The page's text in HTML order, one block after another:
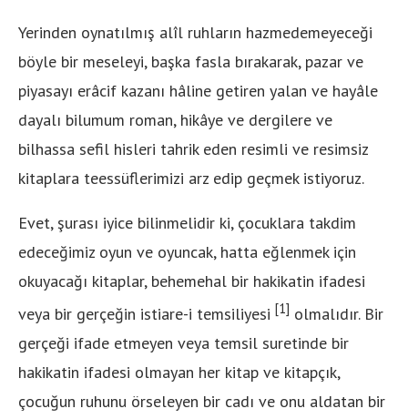
Yerinden oynatılmış alîl ruhların hazmedemeyeceği
böyle bir meseleyi, başka fasla bırakarak, pazar ve
piyasayı erâcif kazanı hâline getiren yalan ve hayâle
dayalı bilumum roman, hikâye ve dergilere ve
bilhassa sefil hisleri tahrik eden resimli ve resimsiz
kitaplara teessüflerimizi arz edip geçmek istiyoruz.
Evet, şurası iyice bilinmelidir ki, çocuklara takdim
edeceğimiz oyun ve oyuncak, hatta eğlenmek için
okuyacağı kitaplar, behemehal bir hakikatin ifadesi
veya bir gerçeğin istiare-i temsiliyesi [1] olmalıdır. Bir
gerçeği ifade etmeyen veya temsil suretinde bir
hakikatin ifadesi olmayan her kitap ve kitapçık,
çocuğun ruhunu örseleyen bir cadı ve onu aldatan bir